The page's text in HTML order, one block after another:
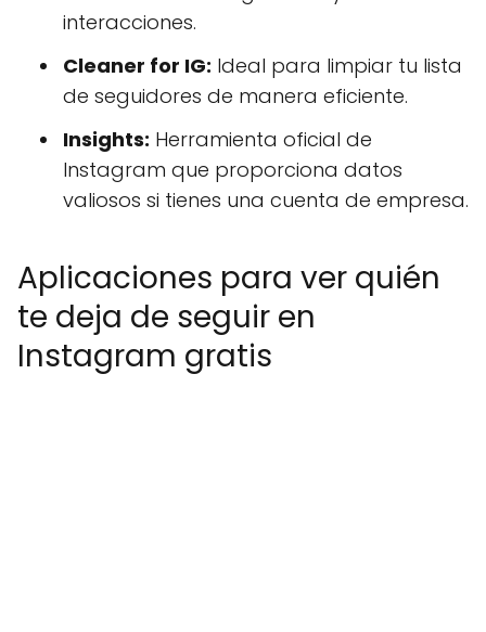
interacciones.
Cleaner for IG: Ideal para limpiar tu lista
de seguidores de manera eficiente.
Insights: Herramienta oficial de
Instagram que proporciona datos
valiosos si tienes una cuenta de empresa.
Aplicaciones para ver quién
te deja de seguir en
Instagram gratis